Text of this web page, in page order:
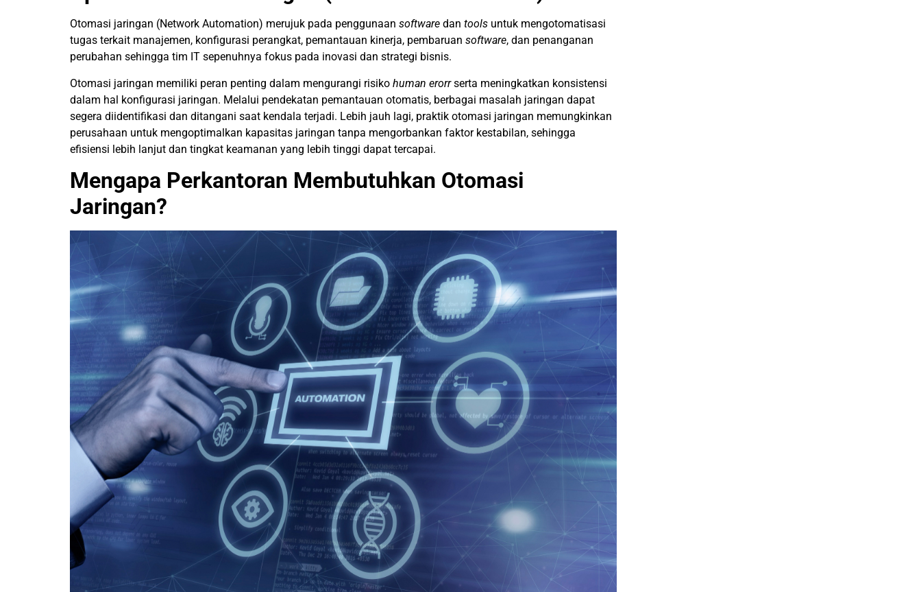
Otomasi jaringan (Network Automation) merujuk pada penggunaan software dan tools untuk mengotomatisasi
tugas terkait manajemen, konfigurasi perangkat, pemantauan kinerja, pembaruan software, dan penanganan
perubahan sehingga tim IT sepenuhnya fokus pada inovasi dan strategi bisnis.
Otomasi jaringan memiliki peran penting dalam mengurangi risiko human erorrserta meningkatkan konsistensi
dalam hal konfigurasi jaringan. Melalui pendekatan pemantauan otomatis, berbagai masalah jaringan dapat
segera diidentifikasi dan ditangani saat kendala terjadi. Lebih jauh lagi, praktik otomasi jaringan memungkinkan
perusahaan untuk mengoptimalkan kapasitas jaringan tanpa mengorbankan faktor kestabilan, sehingga
efisiensi lebih lanjut dan tingkat keamanan yang lebih tinggi dapat tercapai.
Mengapa Perkantoran Membutuhkan Otomasi
Jaringan?